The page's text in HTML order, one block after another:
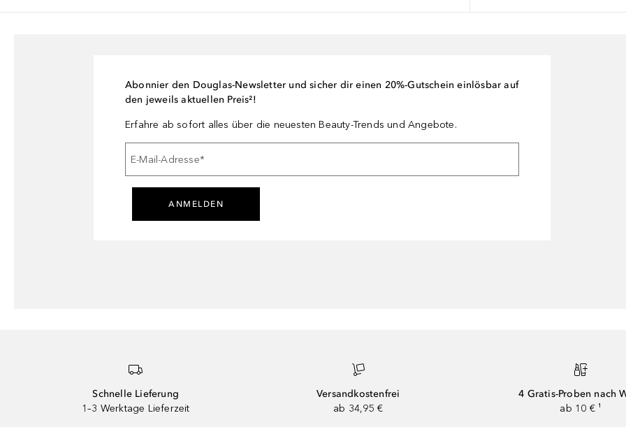
Abonnier den Douglas-Newsletter und sicher dir einen 20%-Gutschein einlösbar auf
den jeweils aktuellen Preis²!
Erfahre ab sofort alles über die neuesten Beauty-Trends und Angebote.
E-Mail-Adresse*
ANMELDEN
Schnelle Lieferung
1–3 Werktage Lieferzeit
Versandkostenfrei
ab 34,95 €
4 Gratis-Proben nach
ab 10 € ¹